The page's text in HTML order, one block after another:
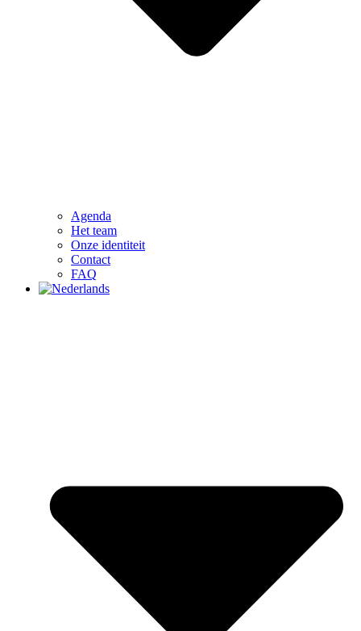
Agenda
Het team
Onze identiteit
Contact
FAQ